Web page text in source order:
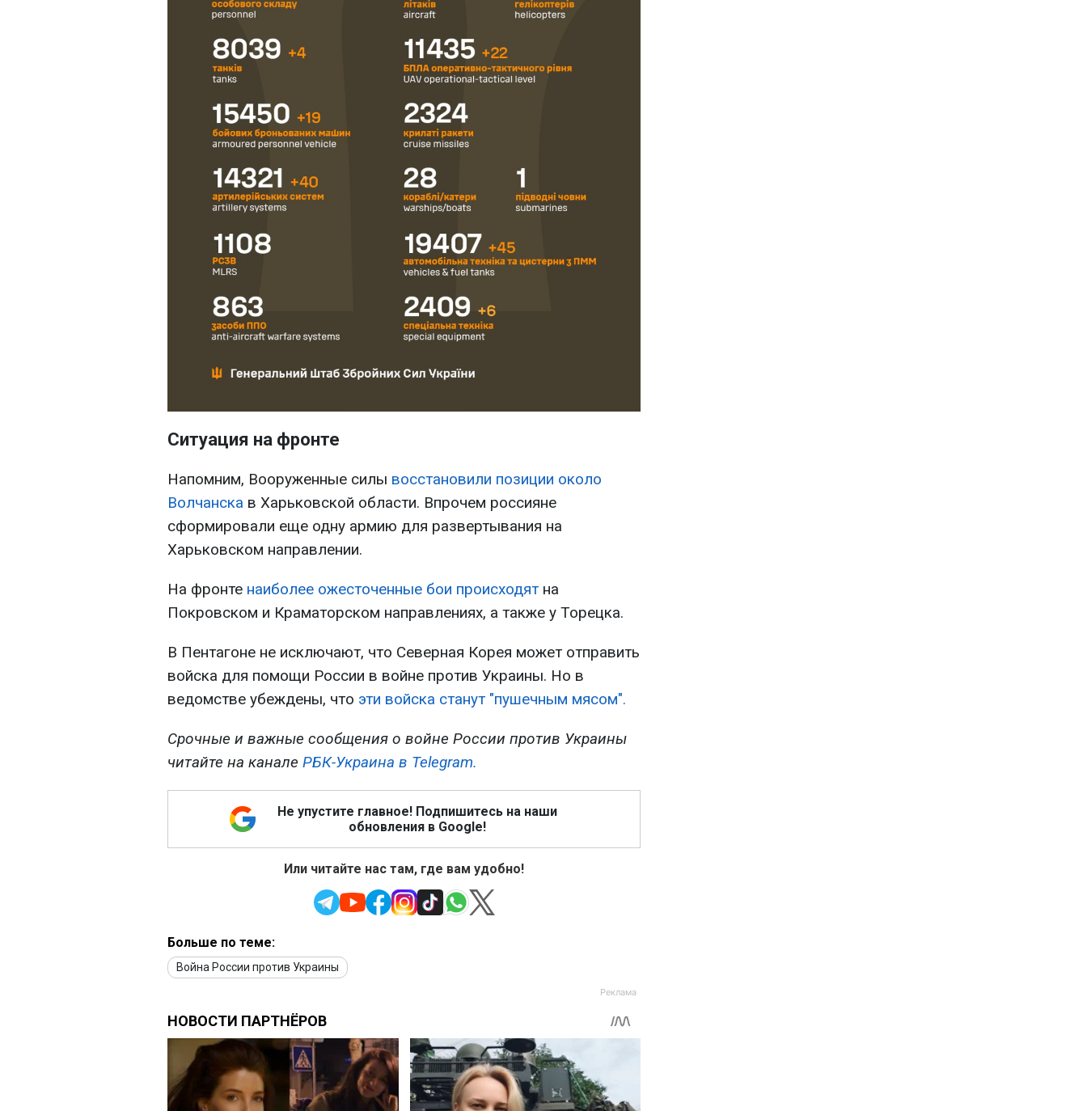
Ситуация на фронте
Напомним, Вооруженные силы восстановили позиции около
Волчанска в Харьковской области. Впрочем россияне
сформировали еще одну армию для развертывания на
Харьковском направлении.
На фронте наиболее ожесточенные бои происходят на
Покровском и Краматорском направлениях, а также у Торецка.
В Пентагоне не исключают, что Северная Корея может отправить
войска для помощи России в войне против Украины. Но в
ведомстве убеждены, что эти войска станут "пушечным мясом".
Срочные и важные сообщения о войне России против Украины
читайте на канале РБК-Украина в Telegram.
Не упустите главное! Подпишитесь на наши
обновления в Google!
Или читайте нас там, где вам удобно!
Больше по теме:
Война России против Украины